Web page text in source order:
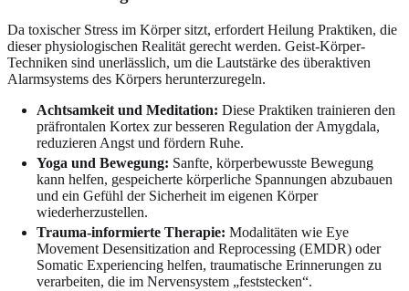
Da toxischer Stress im Körper sitzt, erfordert Heilung Praktiken, die
dieser physiologischen Realität gerecht werden. Geist-Körper-
Techniken sind unerlässlich, um die Lautstärke des überaktiven
Alarmsystems des Körpers herunterzuregeln.
Achtsamkeit und Meditation: Diese Praktiken trainieren den
präfrontalen Kortex zur besseren Regulation der Amygdala,
reduzieren Angst und fördern Ruhe.
Yoga und Bewegung: Sanfte, körperbewusste Bewegung
kann helfen, gespeicherte körperliche Spannungen abzubauen
und ein Gefühl der Sicherheit im eigenen Körper
wiederherzustellen.
Trauma-informierte Therapie: Modalitäten wie Eye
Movement Desensitization and Reprocessing (EMDR) oder
Somatic Experiencing helfen, traumatische Erinnerungen zu
verarbeiten, die im Nervensystem „feststecken“.